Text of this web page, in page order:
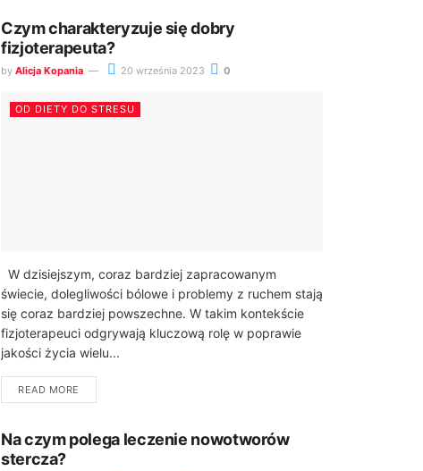
Czym charakteryzuje się dobry
fizjoterapeuta?
by Alicja Kopania 20 września 2023 0
OD DIETY DO STRESU
W dzisiejszym, coraz bardziej zapracowanym
świecie, dolegliwości bólowe i problemy z ruchem stają
się coraz bardziej powszechne. W takim kontekście
fizjoterapeuci odgrywają kluczową rolę w poprawie
jakości życia wielu...
READ MORE
Na czym polega leczenie nowotworów
stercza?